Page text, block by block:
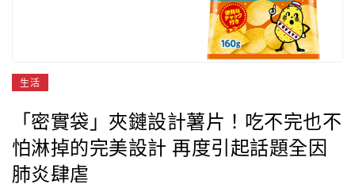
生活
「密實袋」夾鏈設計薯片！吃不完也不
怕淋掉的完美設計 再度引起話題全因
肺炎肆虐